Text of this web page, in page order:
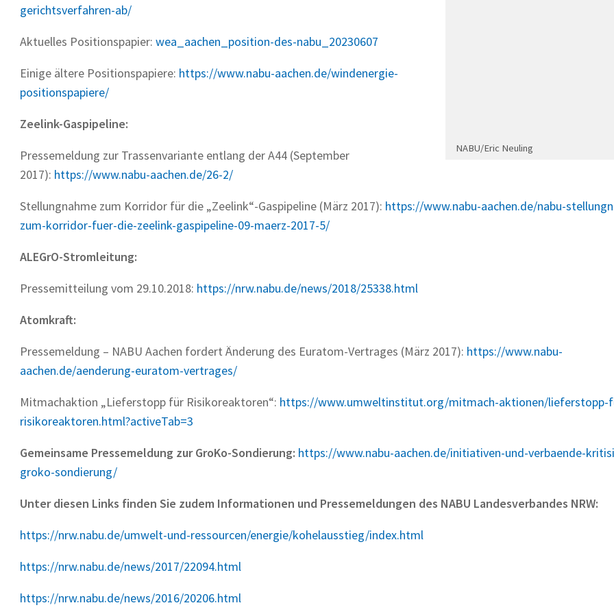
NABU/Eric Neuling
gerichtsverfahren-ab/
Aktuelles Positionspapier: wea_aachen_position-des-nabu_20230607
Einige ältere Positionspapiere: https://www.nabu-aachen.de/windenergie-
positionspapiere/
Zeelink-Gaspipeline:
Pressemeldung zur Trassenvariante entlang der A44 (September
2017): https://www.nabu-aachen.de/26-2/
Stellungnahme zum Korridor für die „Zeelink“-Gaspipeline (März 2017): https://www.nabu-aachen.de/nabu-
zum-korridor-fuer-die-zeelink-gaspipeline-09-maerz-2017-5/
ALEGrO-Stromleitung:
Pressemitteilung vom 29.10.2018: https://nrw.nabu.de/news/2018/25338.html
Atomkraft:
Pressemeldung – NABU Aachen fordert Änderung des Euratom-Vertrages (März 2017): https://www.nabu-
aachen.de/aenderung-euratom-vertrages/
Mitmachaktion „Lieferstopp für Risikoreaktoren“: https://www.umweltinstitut.org/mitmach-aktionen/lieferstopp-
risikoreaktoren.html?activeTab=3
Gemeinsame Pressemeldung zur GroKo-Sondierung: https://www.nabu-aachen.de/initiativen-und-verbaende-
groko-sondierung/
Unter diesen Links finden Sie zudem Informationen und Pressemeldungen des NABU Landesverbandes NRW:
https://nrw.nabu.de/umwelt-und-ressourcen/energie/kohelausstieg/index.html
https://nrw.nabu.de/news/2017/22094.html
https://nrw.nabu.de/news/2016/20206.html